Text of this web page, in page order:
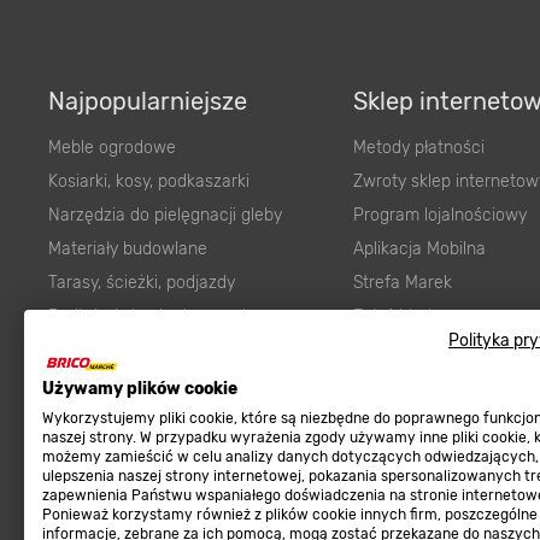
Polityka
Używamy plików cookie
Wykorzystujemy pliki cookie, które są niezbędne do poprawnego
naszej strony. W przypadku wyrażenia zgody używamy inne pliki cookie,
możemy zamieścić w celu analizy danych dotyczących odwiedzających,
ulepszenia naszej strony internetowej, pokazania spersonalizowanych
zapewnienia Państwu wspaniałego doświadczenia na stronie
Ponieważ korzystamy również z plików cookie innych firm, poszczególne
informacje, zebrane za ich pomocą, mogą zostać przekazane do naszych
Najpopularniejsze
Meble ogrodowe
Kosiarki, kosy, podkaszarki
Narzędzia do pielęgnacji gleby
Materiały budowlane
Tarasy, ścieżki, podjazdy
Podłoża i ziemie do ogrodu
Ogród
Farby wewnętrzne białe
Elektryka
Panele
Elektronarzędzia
Sklep
Metody płatności
Zwroty sklep
Program lojalnościowy
Aplikacja Mobilna
Strefa Marek
Zgłoś błąd
zgodności towaru z
Program Brico PRO
Regulaminy